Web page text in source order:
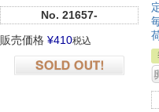
No. 21657-
販売価格 ¥410税込